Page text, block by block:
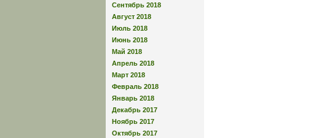
Сентябрь 2018
Август 2018
Июль 2018
Июнь 2018
Май 2018
Апрель 2018
Март 2018
Февраль 2018
Январь 2018
Декабрь 2017
Ноябрь 2017
Октябрь 2017